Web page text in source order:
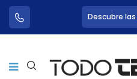
Descubre las